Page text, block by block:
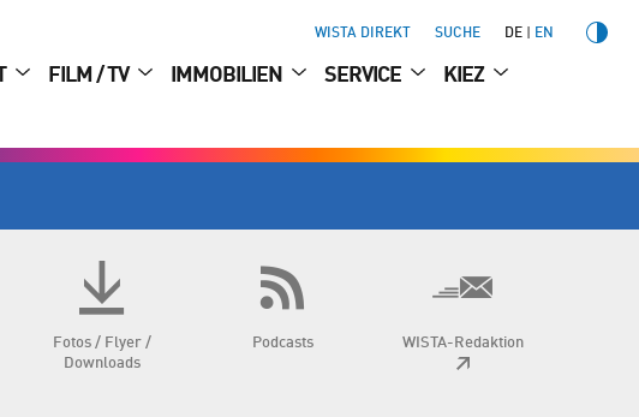
WISTA DIREKT SUCHE DE EN
FILM / TV IMMOBILIEN SERVICE KIEZ
Fotos / Flyer /
Downloads
Podcasts WISTA-Redaktion